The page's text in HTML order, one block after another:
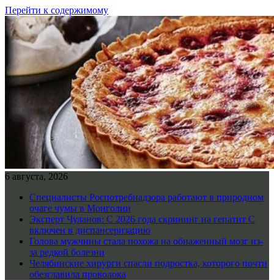
Перейти к содержимому
6 августа, 2026
Специалисты Роспотребнадзора работают в природном
очаге чумы в Монголии
Эксперт Чуланов: С 2026 года скрининг на гепатит С
включен в диспансеризацию
Голова мужчины стала похожа на обнаженный мозг из-
за редкой болезни
Челябинские хирурги спасли подростка, которого почти
обезглавила проволока